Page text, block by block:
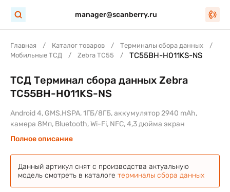
manager@scanberry.ru
Главная Каталог товаров
Терминалы сбора данных
Мобильные ТСД
Zebra TC55 TC55BH-H011KS-NS
ТСД Терминал сбора данных Zebra
TC55BH-H011KS-NS
Android 4, GMS,HSPA, 1ГБ/8ГБ, аккумулятор 2940 mAh,
камера 8Мп, Bluetooth, Wi-Fi, NFC, 4,3 дюйма экран
Полное описание
Данный артикул снят с производства актуальную
модель смотреть в каталоге терминалы сбора данных